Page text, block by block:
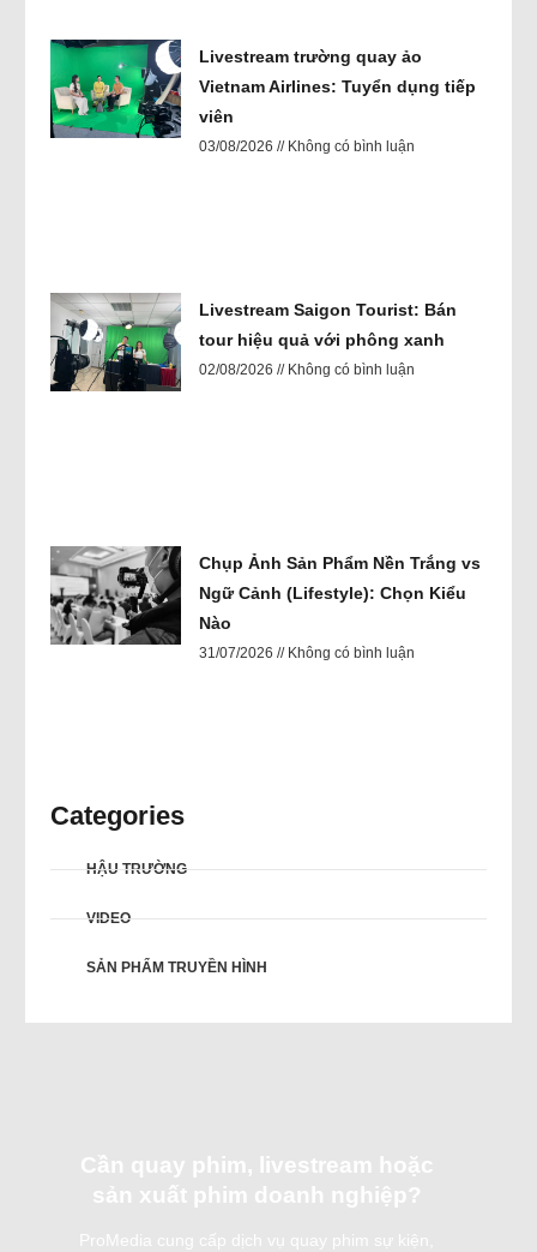
Livestream trường quay ảo
Vietnam Airlines: Tuyển dụng tiếp
viên
03/08/2026 Không có bình luận
Livestream Saigon Tourist: Bán
tour hiệu quả với phông xanh
02/08/2026 Không có bình luận
Chụp Ảnh Sản Phẩm Nền Trắng vs
Ngữ Cảnh (Lifestyle): Chọn Kiểu
Nào
31/07/2026 Không có bình luận
Categories
HẬU TRƯỜNG
VIDEO
SẢN PHẨM TRUYỀN HÌNH
Cần quay phim, livestream hoặc
sản xuất phim doanh nghiệp?
ProMedia cung cấp dịch vụ quay phim sự kiện,